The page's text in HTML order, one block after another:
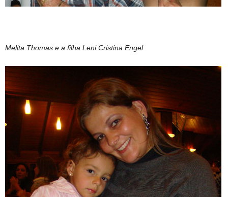
Melita Thomas e a filha Leni Cristina Engel